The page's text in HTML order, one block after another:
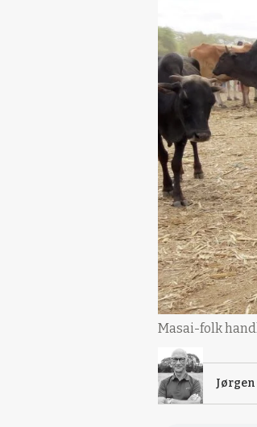
Masai-folk
Jørgen